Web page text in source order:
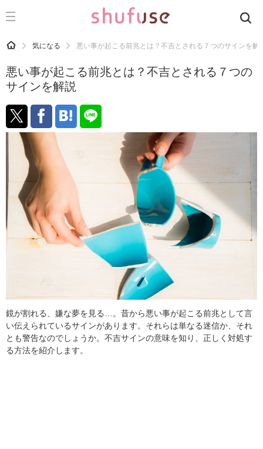
CATEGORY 記事カテゴリ
運気
洗濯
生活の知恵
お金
掃除
マナー
趣味
食材辞典
HOME 気になる 悪い事が起こる前兆とは？不吉とされる７つのサインを解
悪い事が起こる前兆とは？不吉とされる７つの
サインを解説
鏡が割れる、嫌な夢を見る…。昔から悪い事が起こる前兆として言
い伝えられているサインがあります。それらは単なる迷信か、それ
とも警告なのでしょうか。不吉サインの意味を知り、正しく対処す
る方法を紹介します。